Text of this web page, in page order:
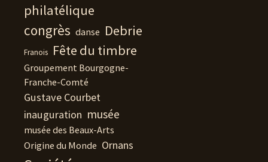
philatélique
congrès danse Debrie
Franois Fête du timbre
Groupement Bourgogne-
Franche-Comté
Gustave Courbet
inauguration musée
musée des Beaux-Arts
Origine du Monde Ornans